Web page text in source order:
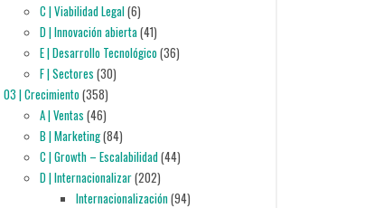
C | Viabilidad Legal(6)
D | Innovación abierta(41)
E | Desarrollo Tecnológico(36)
F | Sectores (30)
03 | Crecimiento(358)
A | Ventas (46)
B | Marketing(84)
C | Growth – Escalabilidad(44)
D | Internacionalizar(202)
Internacionalización(94)